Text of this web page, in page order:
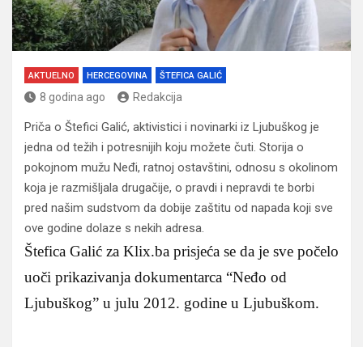
AKTUELNO HERCEGOVINA ŠTEFICA GALIĆ
8 godina ago Redakcija
Priča o Štefici Galić, aktivistici i novinarki iz Ljubuškog je
jedna od težih i potresnijih koju možete čuti. Storija o
pokojnom mužu Neđi, ratnoj ostavštini, odnosu s okolinom
koja je razmišljala drugačije, o pravdi i nepravdi te borbi
pred našim sudstvom da dobije zaštitu od napada koji sve
ove godine dolaze s nekih adresa.
Štefica Galić za Klix.ba prisjeća se da je sve počelo
uoči prikazivanja dokumentarca “Neđo od
Ljubuškog” u julu 2012. godine u Ljubuškom.